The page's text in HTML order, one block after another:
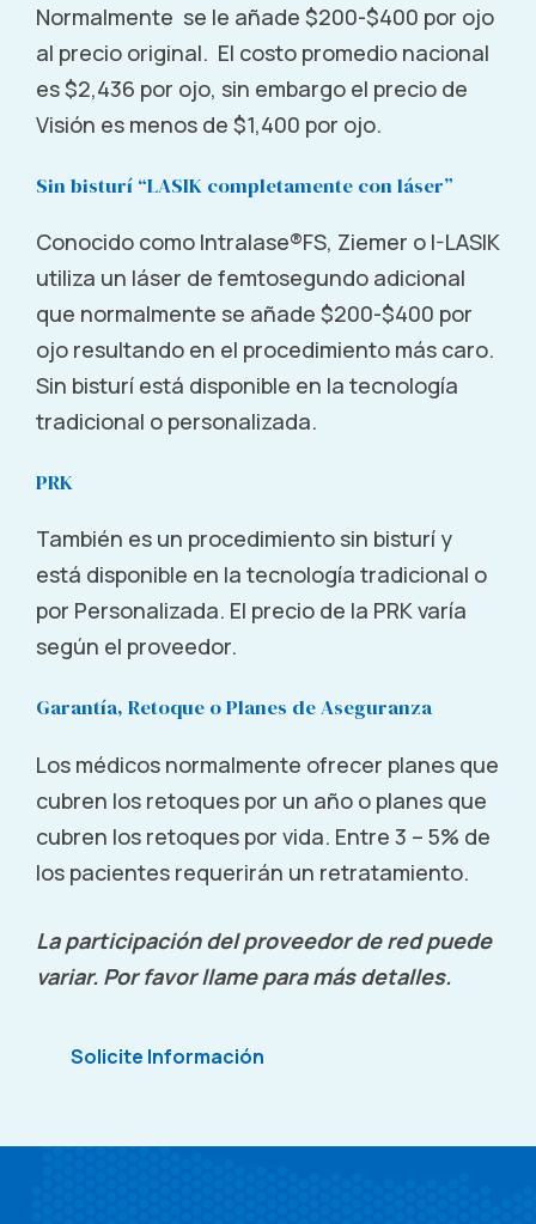
Apache Junction, AZ
110 S. Idaho Rd. Apache Junction, AZ 85119
Call (855) 321-2020
638 W. Duarte Road, Suite 10 Arcadia, CA 91007
Call (855) 321-2020
Arlington, TX
Call (855) 321-2020
Arlington, TX
910 N. Davis Arlington, TX 76012
Arlington, VA
3801 N. Fairfax Drive Arlington, VA 22203
Call (855) 321-2020
Arlington, VA
1715 N. George Mason Drive Arlington, VA 22205
Normalmente se le añade $200-$400 por ojo
al precio original. El costo promedio nacional
es $2,436 por ojo, sin embargo el precio de
Visión es menos de $1,400 por ojo.
Sin bisturí “LASIK completamente con láser”
Conocido como Intralase®FS, Ziemer o I-LASIK
utiliza un láser de femtosegundo adicional
que normalmente se añade $200-$400 por
ojo resultando en el procedimiento más caro.
Sin bisturí está disponible en la tecnología
tradicional o personalizada.
PRK
También es un procedimiento sin bisturí y
está disponible en la tecnología tradicional o
por Personalizada. El precio de la PRK varía
según el proveedor.
Garantía, Retoque o Planes de Aseguranza
Los médicos normalmente ofrecer planes que
cubren los retoques por un año o planes que
cubren los retoques por vida. Entre 3 – 5% de
los pacientes requerirán un retratamiento.
La participación del proveedor de red puede
variar. Por favor llame para más detalles.
Solicite Información